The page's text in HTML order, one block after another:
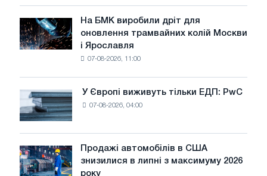
у
липні
На
БМК
виробили
трамвайних
колій
Москви
і
Ярославля
На БМК виробили дріт для
оновлення трамвайних колій Москви
і Ярославля
07-08-2026, 11:00
Європі
виживуть
тільки
ЕДП:
PwC
У Європі виживуть тільки ЕДП: PwC
07-08-2026, 04:00
Продажі
автомобілів
Продажі автомобілів в США
знизилися в липні з максимуму 2026
року